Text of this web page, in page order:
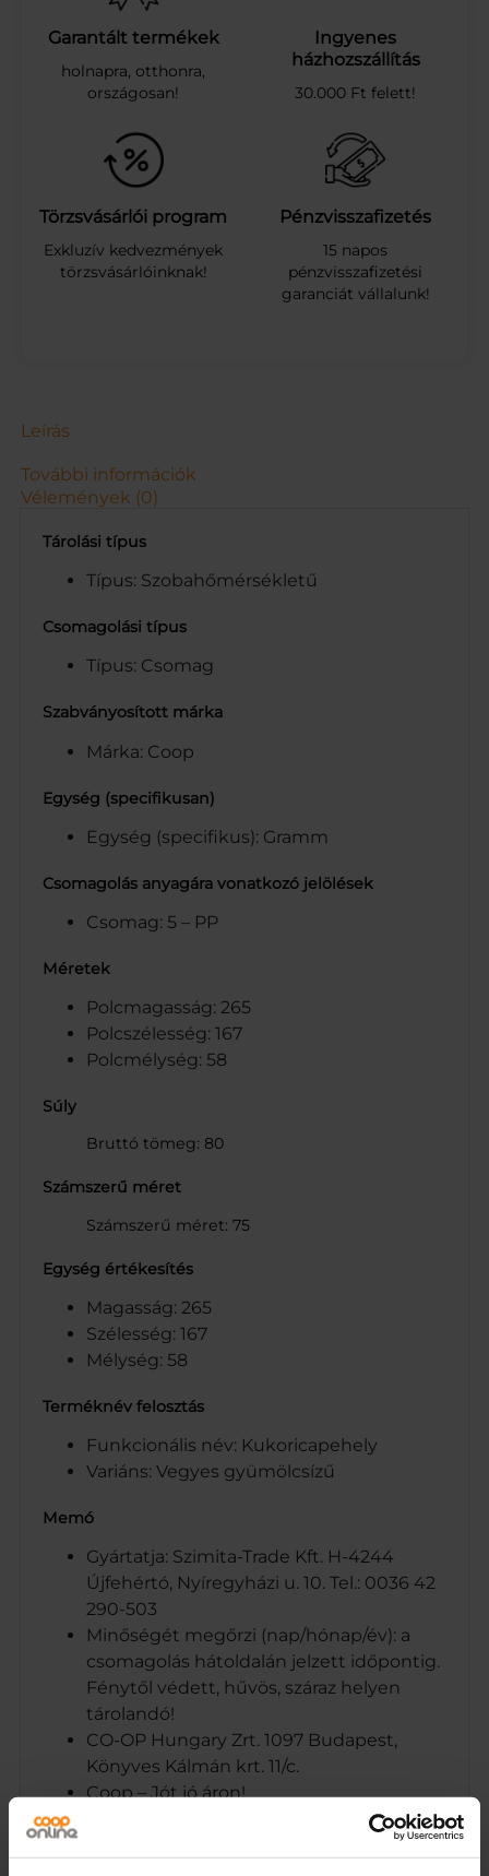
A
P
H
E
Y
V
E
G
Y
E
S
7
5
G
n
y
s
g
Garantált termékek
holnapra, otthonra,
országosan!
Ingyenes
házhozszállítás
30.000 Ft felett!
Törzsvásárlói program
Exkluzív kedvezmények
törzsvásárlóinknak!
Pénzvisszafizetés
15 napos
pénzvisszafizetési
garanciát vállalunk!
Leírás
További információk
Vélemények (0)
Tárolási típus
Típus: Szobahőmérsékletű
Csomagolási típus
Típus: Csomag
Szabványosított márka
Márka: Coop
Egység (specifikusan)
Egység (specifikus): Gramm
Csomagolás anyagára vonatkozó jelölések
Csomag: 5 – PP
Méretek
Polcmagasság: 265
Polcszélesség: 167
Polcmélység: 58
Súly
Bruttó tömeg: 80
Számszerű méret
Számszerű méret: 75
Egység értékesítés
Magasság: 265
Szélesség: 167
Mélység: 58
Terméknév felosztás
Funkcionális név: Kukoricapehely
Variáns: Vegyes gyümölcsízű
Memó
Gyártatja: Szimita-Trade Kft. H-4244
Újfehértó, Nyíregyházi u. 10. Tel.: 0036 42
290-503
Minőségét megőrzi (nap/hónap/év): a
csomagolás hátoldalán jelzett időpontig.
Fénytől védett, hűvös, száraz helyen
tárolandó!
CO-OP Hungary Zrt. 1097 Budapest,
Könyves Kálmán krt. 11/c.
Coop – Jót jó áron!
CO-OP Hungary Zrt. 1097 Budapest,